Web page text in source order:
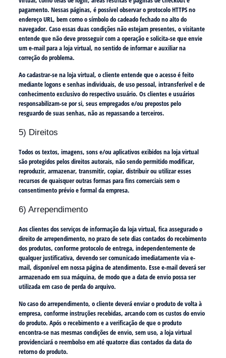
pagamento. Nessas páginas, é possível observar o protocolo HTTPS no
endereço URL, bem como o símbolo do cadeado fechado no alto do
navegador. Caso essas duas condições não estejam presentes, o visitante
entende que não deve prosseguir com a operação e solicita-se que envie
um e-mail para a loja virtual, no sentido de informar e auxiliar na
correção do problema.
Ao cadastrar-se na loja virtual, o cliente entende que o acesso é feito
mediante logons e senhas individuais, de uso pessoal, intransferível e de
conhecimento exclusivo do respectivo usuário. Os clientes e usuários
responsabilizam-se por si, seus empregados e/ou prepostos pelo
resguardo de suas senhas, não as repassando a terceiros.
5) Direitos
Todos os textos, imagens, sons e/ou aplicativos exibidos na loja virtual
são protegidos pelos direitos autorais, não sendo permitido modificar,
reproduzir, armazenar, transmitir, copiar, distribuir ou utilizar esses
recursos de quaisquer outras formas para fins comerciais sem o
consentimento prévio e formal da empresa.
6) Arrependimento
Aos clientes dos serviços de informação da loja virtual, fica assegurado o
direito de arrependimento, no prazo de sete dias contados do recebimento
dos produtos, conforme protocolo de entrega, independentemente de
qualquer justificativa, devendo ser comunicado imediatamente via e-
mail, disponível em nossa página de atendimento. Esse e-mail deverá ser
armazenado em sua máquina, de modo que a data de envio possa ser
utilizada em caso de perda do arquivo.
No caso do arrependimento, o cliente deverá enviar o produto de volta à
empresa, conforme instruções recebidas, arcando com os custos do envio
do produto. Após o recebimento e a verificação de que o produto
encontra-se nas mesmas condições de envio, sem uso, a loja virtual
providenciará o reembolso em até quatorze dias contados da data do
retorno do produto.